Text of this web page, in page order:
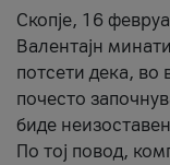
Скопје, 16
Валентајн
потсети дека, во
почесто
биде
По тој повод,